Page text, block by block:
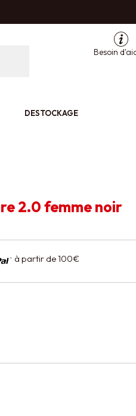
DESTOCKAGE
Besoin
2.0 femme noir
à partir de 100€